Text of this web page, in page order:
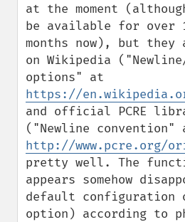
at the moment
be available for over
months now), but they
on Wikipedia
https://
and official PCRE
http://www.pcre.org/
pretty well. The
appears somehow
default configuration
option) according to